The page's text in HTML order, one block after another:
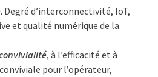
. Degré d’interconnectivité, IoT,
et qualité numérique de la
, à l’efficacité et à
pour l’opérateur,